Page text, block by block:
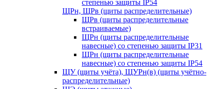
степенью защиты IP54
ЩРн, ЩРв (щиты распределительные)
ЩРв (щиты распределительные
встраиваемые)
ЩРн (щиты распределительные
навесные) со степенью защиты IP31
ЩРн (щиты распределительные
навесные) со степенью защиты IP54
ЩУ (щиты учёта), ЩУРн(в) (щиты учётно-
распределительные)